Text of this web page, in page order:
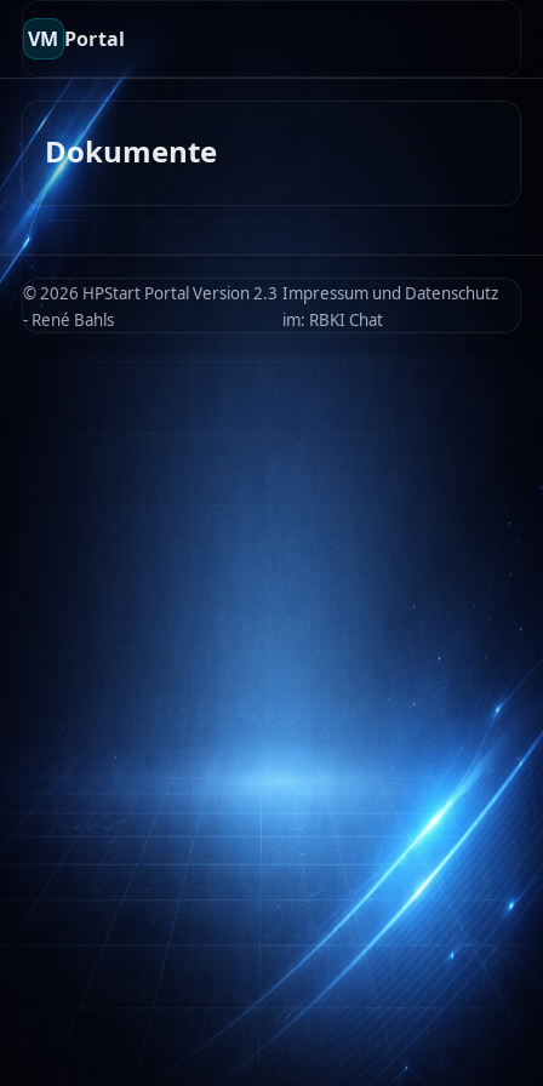
VM Portal
Dokumente
© 2026 HPStart Portal Version 2.3
- René Bahls
Impressum und Datenschutz
im: RBKI Chat